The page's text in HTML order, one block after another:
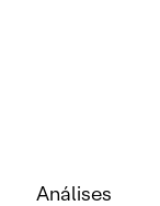
Análises